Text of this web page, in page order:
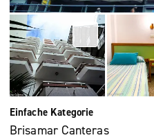
Einfache Kategorie
Brisamar Canteras